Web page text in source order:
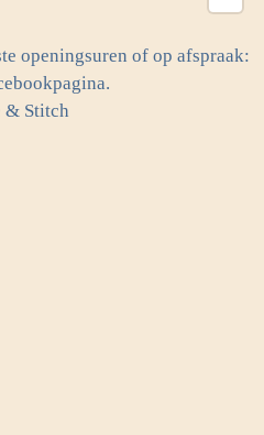
openingsuren of op afspraak:
& Stitch